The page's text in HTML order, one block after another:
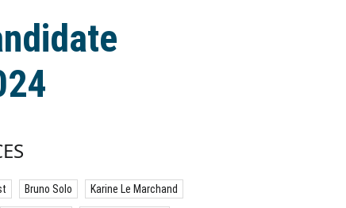
Bruno Solo Karine Le Marchand